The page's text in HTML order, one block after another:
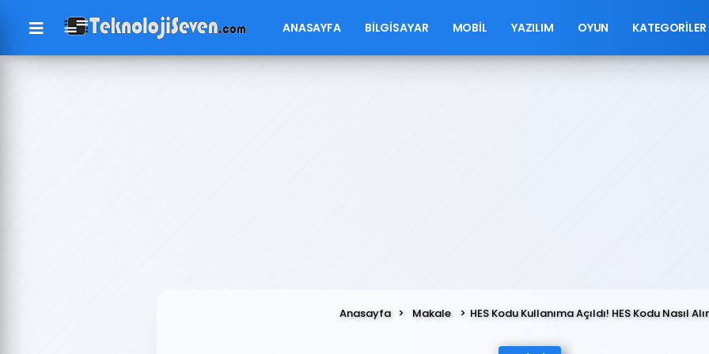
ANASAYFA BILGISAYAR MOBIL YAZILIM OYUN KATEGORILER
Anasayfa Makale HES Kodu Kullanıma Açıldı! HES Kodu Nasıl